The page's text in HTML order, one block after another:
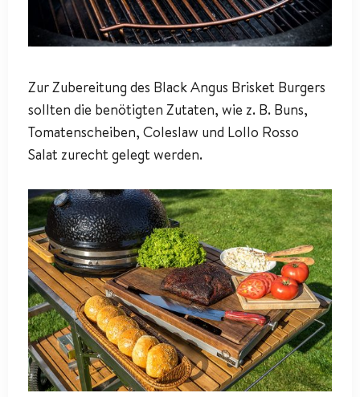
Zur Zubereitung des Black Angus Brisket Burgers
sollten die benötigten Zutaten, wie z. B. Buns,
Tomatenscheiben, Coleslaw und Lollo Rosso
Salat zurecht gelegt werden.